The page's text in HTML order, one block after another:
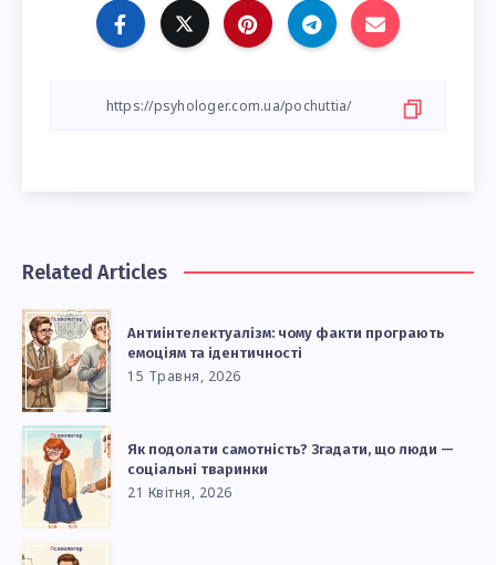
Related Articles
Антиінтелектуалізм: чому факти програють
емоціям та ідентичності
15 Травня, 2026
Як подолати самотність? Згадати, що люди —
соціальні тваринки
21 Квітня, 2026